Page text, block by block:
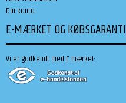
Din konto
E-MÆRKET OG KØBSGARANTI
Vi er godkendt med E-mærket: